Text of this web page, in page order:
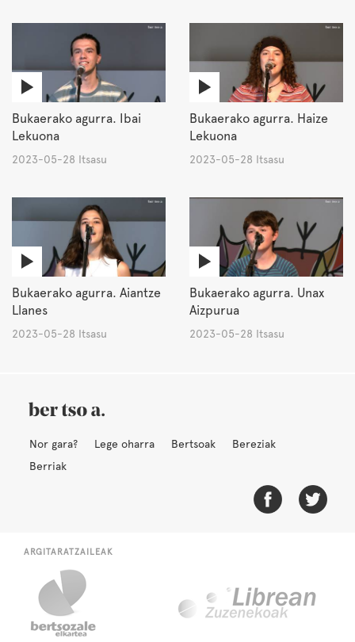
Bukaerako agurra. Ibai
Lekuona
2023-05-28 Itsasu
Bukaerako agurra. Haize
Lekuona
2023-05-28 Itsasu
Bukaerako agurra. Aiantze
Llanes
2023-05-28 Itsasu
Bukaerako agurra. Unax
Aizpurua
2023-05-28 Itsasu
Nor gara? Lege oharra Bertsoak
Bereziak
Berriak
ARGITARATZAILEAK